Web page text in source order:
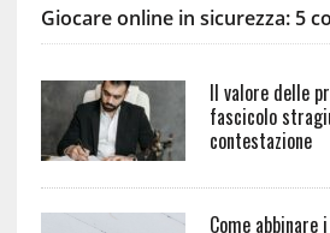
Giocare online in sicurezza: 5
Il valore delle
fascicolo
contestazione
Come